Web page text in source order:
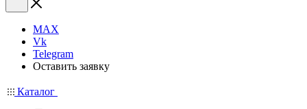
MAX
Vk
Telegram
Оставить заявку
Каталог